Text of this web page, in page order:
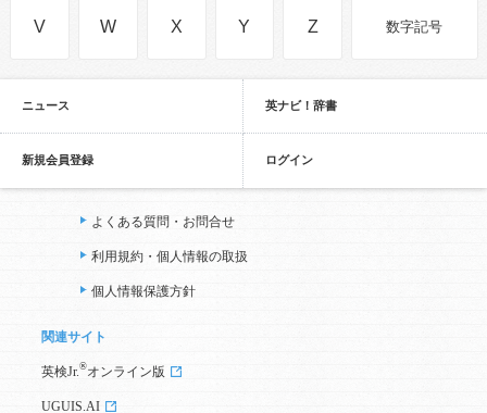
V W X Y Z 数字記号
ニュース 英ナビ！辞書
新規会員登録 ログイン
よくある質問・お問合せ
利用規約・個人情報の取扱
個人情報保護方針
関連サイト
英検Jr. ®オンライン版
UGUIS.AI